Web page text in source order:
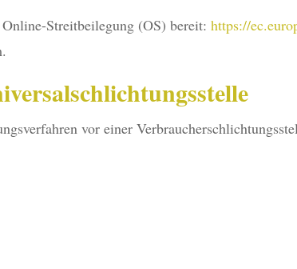
Streitbeilegung (OS) bereit:https://
vor einer